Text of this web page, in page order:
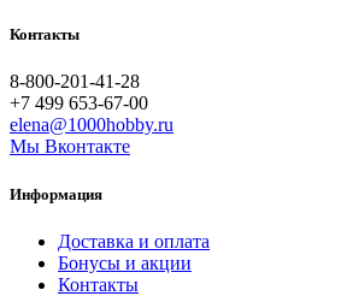
Контакты
8-800-201-41-28
+7 499 653-67-00
elena@1000hobby.ru
Мы Вконтакте
Информация
Доставка и оплата
Бонусы и акции
Контакты